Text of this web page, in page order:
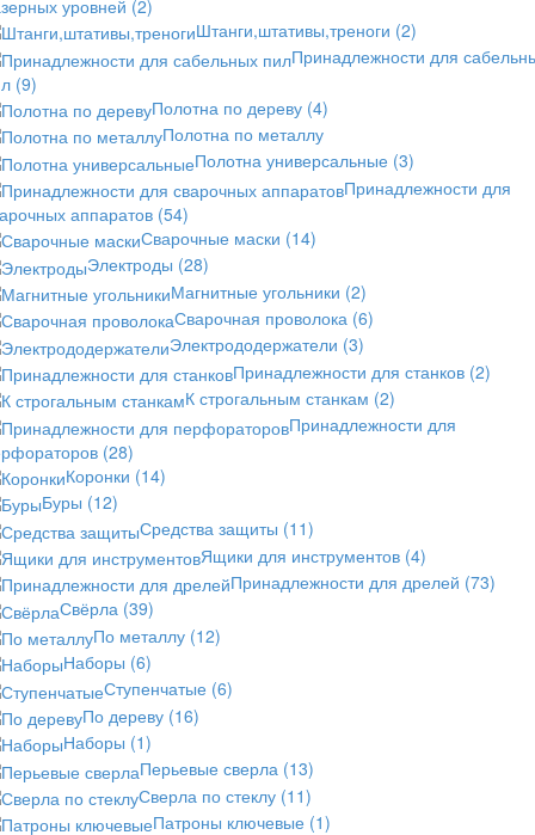
уровней (2)
Штанги,штативы,треноги (2)
Принадлежности для
(9)
Полотна по дереву (4)
Полотна по металлу
Полотна универсальные (3)
Принадлежности для
аппаратов (54)
Сварочные маски (14)
Электроды (28)
Магнитные угольники (2)
Сварочная проволока (6)
Электрододержатели (3)
Принадлежности для станков (2)
К строгальным станкам (2)
Принадлежности для
(28)
Коронки (14)
Буры (12)
Средства защиты (11)
Ящики для инструментов (4)
Принадлежности для дрелей (73)
Свёрла (39)
По металлу (12)
Наборы (6)
Ступенчатые (6)
По дереву (16)
Наборы (1)
Перьевые сверла (13)
Сверла по стеклу (11)
Патроны ключевые (1)